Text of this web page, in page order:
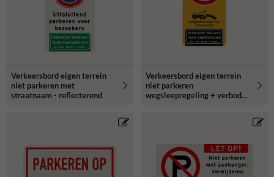
Verkeersbord eigen terrein
niet parkeren met
straatnaam - reflecterend
Verkeersbord eigen terrein
niet parkeren
wegsleepregeling + verboden